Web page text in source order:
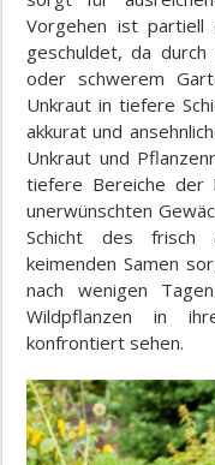
Vorgehen ist partiell
geschuldet, da
oder schwerem
Unkraut in tiefere
akkurat und
Unkraut und
tiefere Bereiche der
unerwünschten
Schicht des frisch
keimenden Samen
nach wenigen
Wildpflanzen in
konfrontiert sehen.